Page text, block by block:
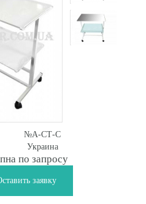
№А-СТ-С
Украина
по запросу
заявку